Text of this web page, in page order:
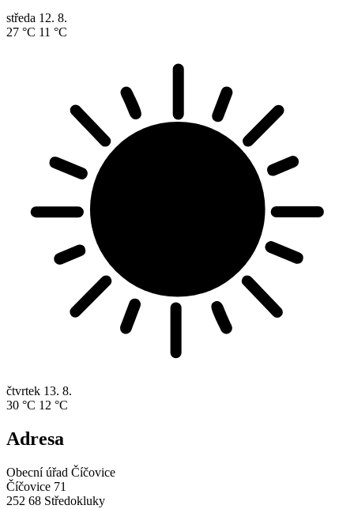
středa 12. 8.
27 °C 11 °C
čtvrtek 13. 8.
30 °C 12 °C
Adresa
Obecní úřad Číčovice
Číčovice 71
252 68 Středokluky